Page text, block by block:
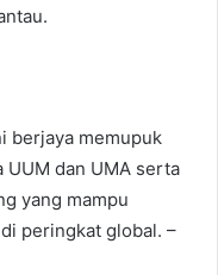
berjaya memupuk
UUM dan UMA serta
yang mampu
peringkat global. –